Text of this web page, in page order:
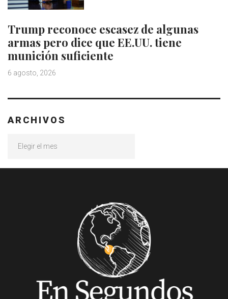
Trump reconoce escasez de algunas
armas pero dice que EE.UU. tiene
munición suficiente
6 agosto, 2026
ARCHIVOS